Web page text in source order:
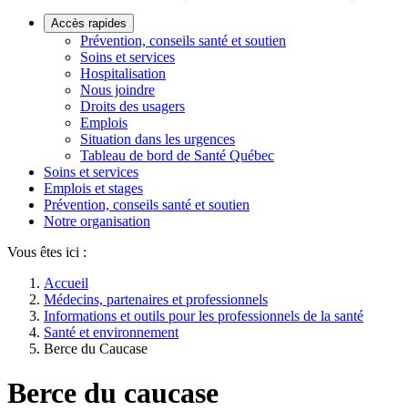
Accès rapides
Prévention, conseils santé et soutien
Soins et services
Hospitalisation
Nous joindre
Droits des usagers
Emplois
Situation dans les urgences
Tableau de bord de Santé Québec
Soins et services
Emplois et stages
Prévention, conseils santé et soutien
Notre organisation
Vous êtes ici :
Accueil
Médecins, partenaires et professionnels
Informations et outils pour les professionnels de la santé
Santé et environnement
Berce du Caucase
Berce du caucase